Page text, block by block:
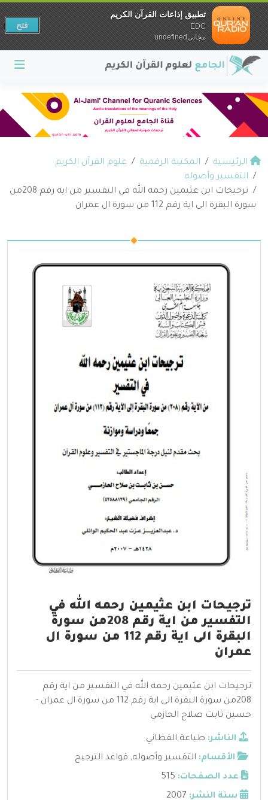
الرئيسية المكتبة الرقمية
علوم القرآن الكريم
التفسير وأصوله
ترجيحات ابن عثيمين رحمه الله في التفسير من اية رقم 208من
سورة البقرة الى اية رقم 112 من سورة ال عمران
ترجيحات ابن عثيمين رحمه الله في
التفسير من اية رقم 208من سورة
البقرة الى اية رقم 112 من سورة ال
عمران
ترجيحات ابن عثيمين رحمه الله في التفسير من اية رقم
208من سورة البقرة الى اية رقم 112 من سورة ال عمران -
حسين ثابت صلاح الحازمي
الناشر: طباعة الفطاني
الأقسام: التفسير وأصوله, قواعد الترجيح
عدد الصفحات: 515
سنة النشر: 2007
تطبيق إذاعات القرآن الكريم
EDC
مجانيundefined
فتح